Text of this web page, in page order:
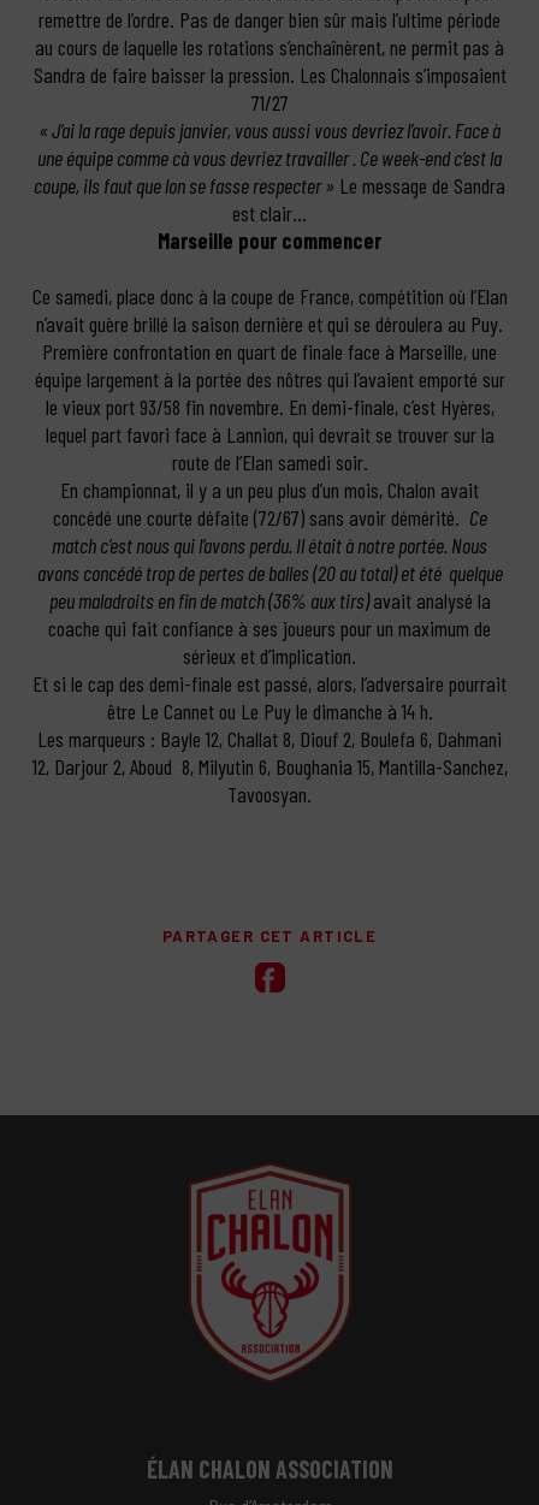
remettre de l’ordre. Pas de danger bien sûr mais l’ultime période
au cours de laquelle les rotations s’enchaînèrent, ne permit pas à
Sandra de faire baisser la pression. Les Chalonnais s’imposaient
71/27
« J’ai la rage depuis janvier, vous aussi vous devriez l’avoir. Face à
une équipe comme cà vous devriez travailler . Ce week-end c’est la
coupe, ils faut que lon se fasse respecter » Le message de Sandra
est clair…
Marseille pour commencer
Ce samedi, place donc à la coupe de France, compétition où l’Elan
n’avait guère brillé la saison dernière et qui se déroulera au Puy.
Première confrontation en quart de finale face à Marseille, une
équipe largement à la portée des nôtres qui l’avaient emporté sur
le vieux port 93/58 fin novembre. En demi-finale, c’est Hyères,
lequel part favori face à Lannion, qui devrait se trouver sur la
route de l’Elan samedi soir.
En championnat, il y a un peu plus d’un mois, Chalon avait
concédé une courte défaite (72/67) sans avoir démérité. Ce
match c’est nous qui l’avons perdu. Il était à notre portée. Nous
avons concédé trop de pertes de balles (20 au total) et été quelque
peu maladroits en fin de match (36% aux tirs)avait analysé la
coache qui fait confiance à ses joueurs pour un maximum de
sérieux et d’implication.
Et si le cap des demi-finale est passé, alors, l’adversaire pourrait
être Le Cannet ou Le Puy le dimanche à 14 h.
Les marqueurs : Bayle 12, Challat 8, Diouf 2, Boulefa 6, Dahmani
12, Darjour 2, Aboud 8, Milyutin 6, Boughania 15, Mantilla-Sanchez,
Tavoosyan.
PARTAGER CET ARTICLE
ÉLAN CHALON ASSOCIATION